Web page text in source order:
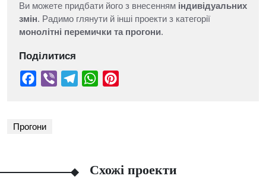
Ви можете придбати його з внесенням індивідуальних
змін. Радимо глянути й інші проекти з категорії
монолітні перемички та прогони.
Поділитися
Прогони
Схожі проекти